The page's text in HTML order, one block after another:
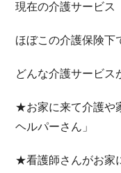
現在の介護サービス
ほぼこの介護保険下
どんな介護サービス
★お家に来て介護や
ヘルパーさん」
★看護師さんがお家